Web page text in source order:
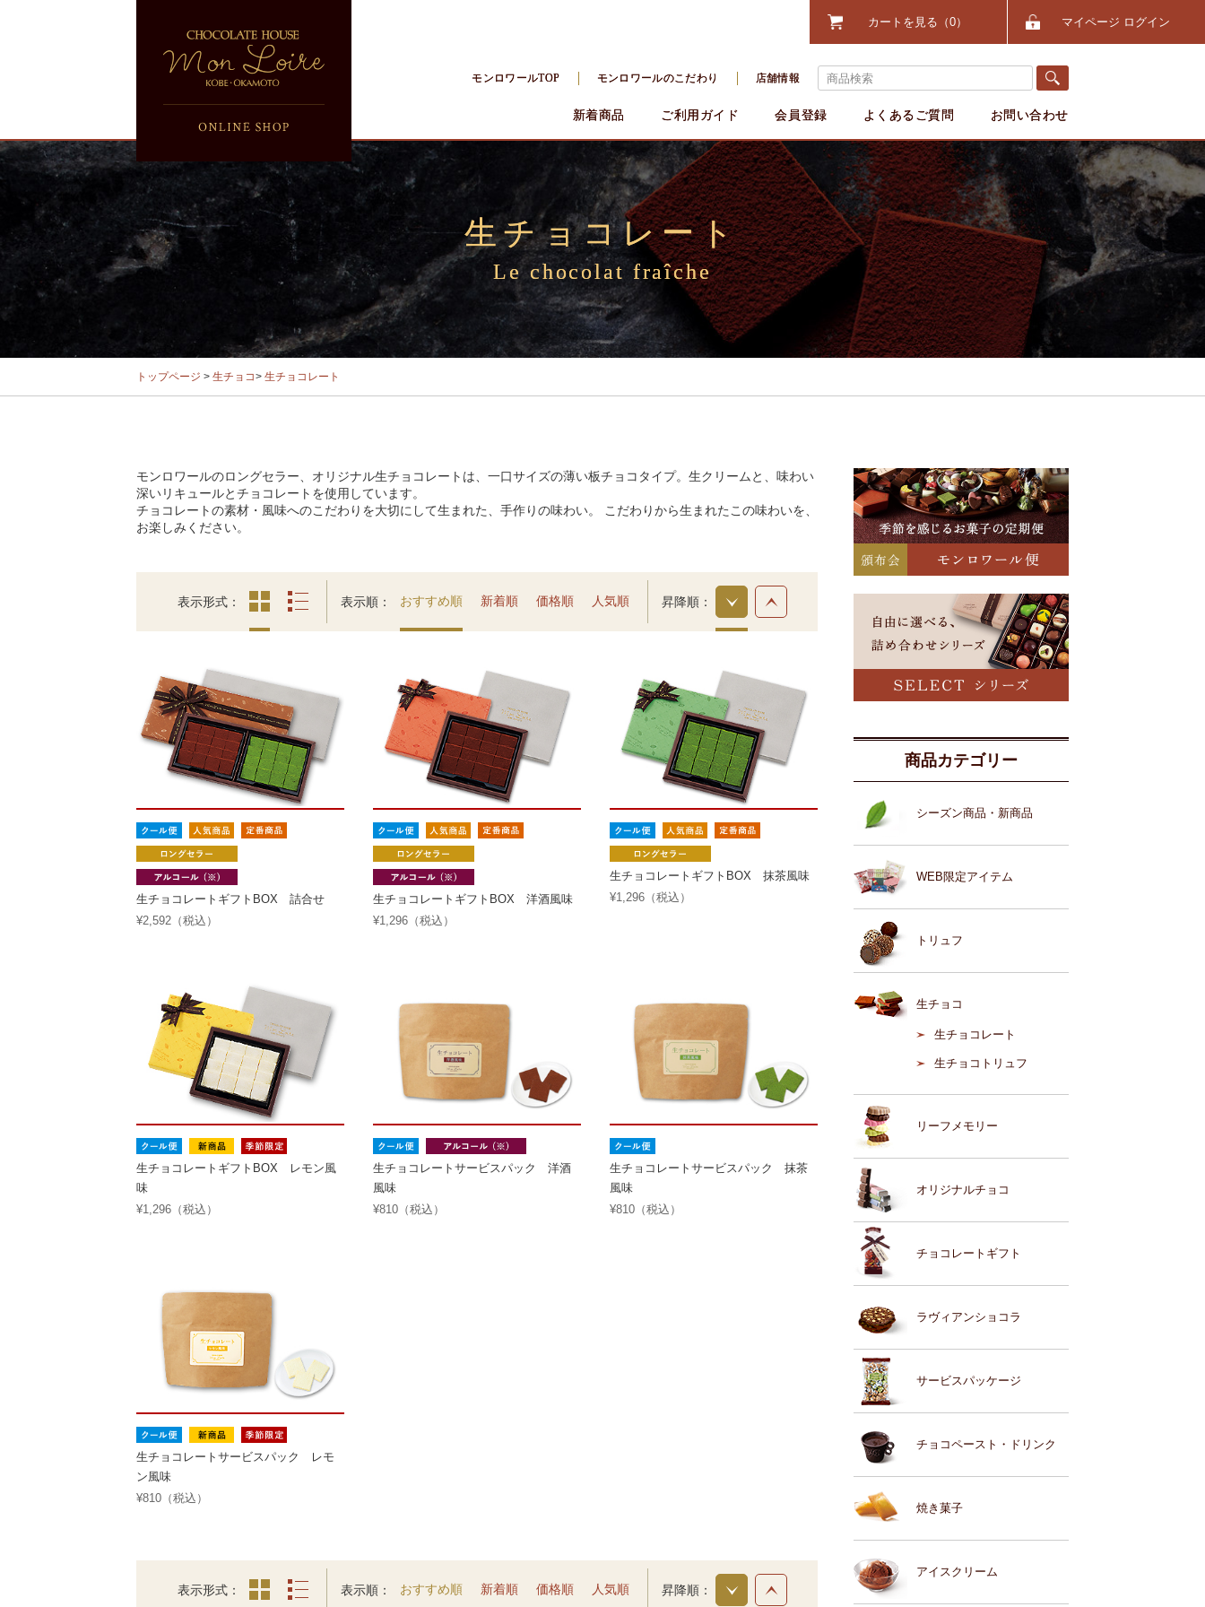
カートを見る 0 マイページ ログイン
モンロワールTOP モンロワールのこだわり 店舗情報
新着商品 ご利用ガイド 会員登録 よくあるご質問 お問い合わせ
生チョコレート
Le chocolat fraîche
トップページ > 生チョコ> 生チョコレート
モンロワールのロングセラー、オリジナル生チョコレートは、一口サイズの薄い板チョコタイプ。生クリームと、味わい
深いリキュールとチョコレートを使用しています。
チョコレートの素材・風味へのこだわりを大切にして生まれた、手作りの味わい。 こだわりから生まれたこの味わいを、
お楽しみください。
表示形式 表示順 おすすめ順 新着順 価格順 人気順 昇降順
生チョコレートギフトBOX 詰合せ
¥2,592（税込）
生チョコレートギフトBOX 洋酒風味
¥1,296（税込）
生チョコレートギフトBOX 抹茶風味
¥1,296（税込）
生チョコレートギフトBOX レモン風
味
¥1,296（税込）
生チョコレートサービスパック 洋酒
風味
¥810（税込）
生チョコレートサービスパック 抹茶
風味
¥810（税込）
生チョコレートサービスパック レモ
ン風味
¥810（税込）
表示形式 表示順 おすすめ順 新着順 価格順 人気順 昇降順
商品カテゴリー
シーズン商品・新商品
WEB限定アイテム
トリュフ
生チョコ
生チョコレート
生チョコトリュフ
リーフメモリー
オリジナルチョコ
チョコレートギフト
ラヴィアンショコラ
サービスパッケージ
チョコペースト・ドリンク
焼き菓子
アイスクリーム